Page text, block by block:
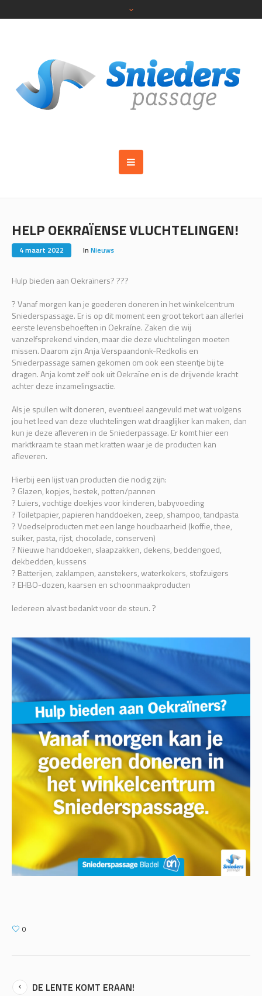
HELP OEKRAÏENSE VLUCHTELINGEN!
4 maart 2022 In Nieuws
Hulp bieden aan Oekraïners? ???
? Vanaf morgen kan je goederen doneren in het winkelcentrum
Sniederspassage. Er is op dit moment een groot tekort aan allerlei
eerste levensbehoeften in Oekraíne. Zaken die wij
vanzelfsprekend vinden, maar die deze vluchtelingen moeten
missen. Daarom zijn Anja Verspaandonk-Redkolis en
Sniederpassage samen gekomen om ook een steentje bij te
dragen. Anja komt zelf ook uit Oekraïne en is de drijvende kracht
achter deze inzamelingsactie.
Als je spullen wilt doneren, eventueel aangevuld met wat volgens
jou het leed van deze vluchtelingen wat draaglijker kan maken, dan
kun je deze afleveren in de Sniederpassage. Er komt hier een
marktkraam te staan met kratten waar je de producten kan
afleveren.
Hierbij een lijst van producten die nodig zijn:
? Glazen, kopjes, bestek, potten/pannen
? Luiers, vochtige doekjes voor kinderen, babyvoeding
? Toiletpapier, papieren handdoeken, zeep, shampoo, tandpasta
? Voedselproducten met een lange houdbaarheid (koffie, thee,
suiker, pasta, rijst, chocolade, conserven)
? Nieuwe handdoeken, slaapzakken, dekens, beddengoed,
dekbedden, kussens
? Batterijen, zaklampen, aanstekers, waterkokers, stofzuigers
? EHBO-dozen, kaarsen en schoonmaakproducten
Iedereen alvast bedankt voor de steun. ?
0
DE LENTE KOMT ERAAN!